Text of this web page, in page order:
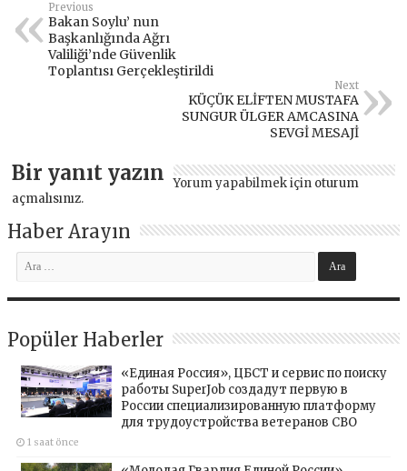
Previous
Bakan Soylu’ nun
Başkanlığında Ağrı
Valiliği’nde Güvenlik
Toplantısı Gerçekleştirildi
Next
KÜÇÜK ELİFTEN MUSTAFA
SUNGUR ÜLGER AMCASINA
SEVGİ MESAJİ
Bir yanıt yazın Yorum yapabilmek için oturum
açmalısınız.
Haber Arayın
Popüler Haberler
«Единая Россия», ЦБСТ и сервис по поиску
работы SuperJob создадут первую в
России специализированную платформу
для трудоустройства ветеранов СВО
1 saat önce